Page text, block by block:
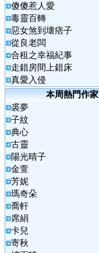
傻傻惹人愛
毒靈百轉
惡女煞到壞痞子
從良老闆
合租之幸福紀事
走錯房間上錯床
真愛入侵
本周熱門作家
裘夢
子紋
典心
古靈
陽光晴子
金萱
芳妮
瑪奇朵
喬軒
席絹
卡兒
寄秋